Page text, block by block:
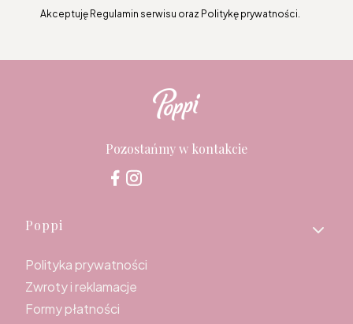
Akceptuję Regulamin serwisu oraz Politykę prywatności.
Pozostańmy w kontakcie
Linki w stopce
Poppi
Polityka prywatności
Zwroty i reklamacje
Formy płatności